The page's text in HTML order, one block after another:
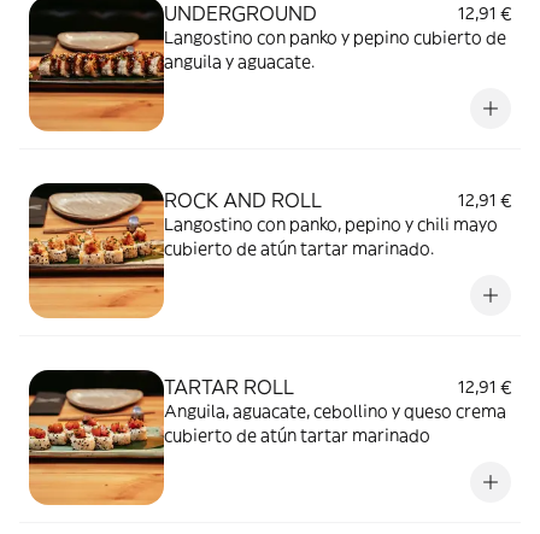
UNDERGROUND
12,91 €
Langostino con panko y pepino cubierto de
anguila y aguacate.
ROCK AND ROLL
12,91 €
Langostino con panko, pepino y chili mayo
cubierto de atún tartar marinado.
TARTAR ROLL
12,91 €
Anguila, aguacate, cebollino y queso crema
cubierto de atún tartar marinado